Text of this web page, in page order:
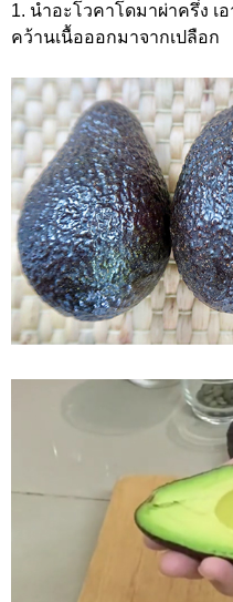
1. นำอะโวคาโดมาผ่าครึ่ง
คว้านเนื้อออกมาจากเปลือก